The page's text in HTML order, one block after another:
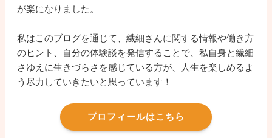
が楽になりました。
私はこのブログを通じて、繊細さんに関する情報や働き方
のヒント、自分の体験談を発信することで、私自身と繊細
さゆえに生きづらさを感じている方が、人生を楽しめるよ
う尽力していきたいと思っています！
プロフィールはこちら